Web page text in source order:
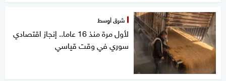
شرق أوسط
لأول مرة منذ 16 عاما.. إنجاز اقتصادي
سوري في وقت قياسي